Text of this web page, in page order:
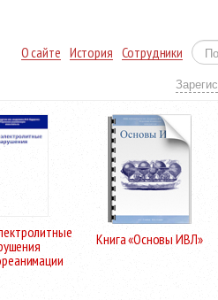
О сайте История Сотрудники
Книга «Основы ИВЛ»